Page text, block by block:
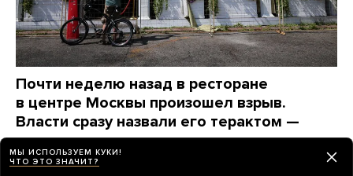
Почти неделю назад в ресторане
в центре Москвы произошел взрыв.
Власти сразу назвали его терактом —
и сразу же перестали о нем говорить
Вот какие вопросы до сих пор остаются без ответов
МЫ ИСПОЛЬЗУЕМ КУКИ!
ЧТО ЭТО ЗНАЧИТ?